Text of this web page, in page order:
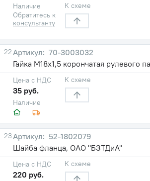
Наличие
Обратитесь к
консультанту
К схеме
22
70-3003032
Гайка М18х1,5 корончатая рулевого
Наличие
Цена с НДС
35 руб.
К схеме
23
52-1802079
Шайба фланца, ОАО "БЗТДиА"
Цена с НДС
220 руб.
К схеме